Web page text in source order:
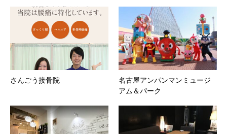
さんごう接骨院
名古屋アンパンマンミュージ
アム＆パーク